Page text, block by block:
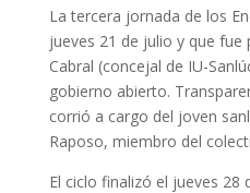
La tercera jornada de los
jueves 21 de julio y que
Cabral (concejal de IU-
gobierno abierto.
corrió a cargo del joven
Raposo, miembro del
El ciclo finalizó el jueves